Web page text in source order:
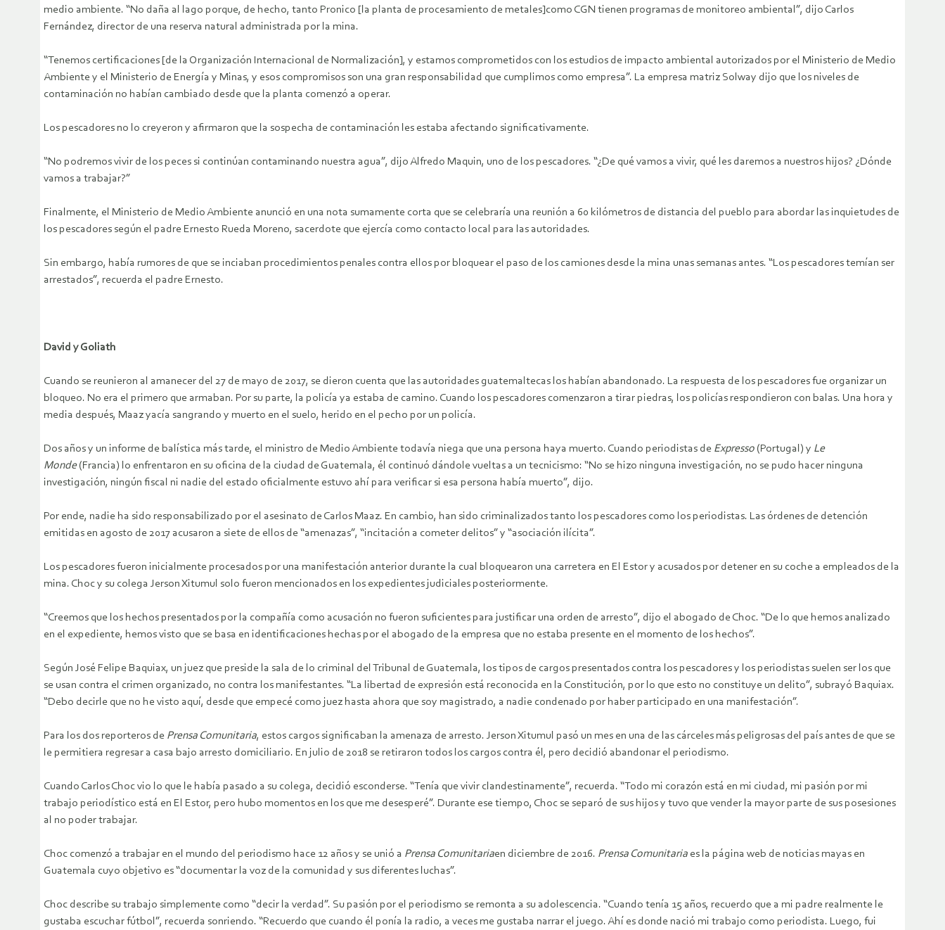
medio ambiente. “No daña al lago porque, de hecho, tanto Pronico [la planta de procesamiento de metales]como CGN tienen programas de monitoreo ambiental”, dijo Carlos
Fernández, director de una reserva natural administrada por la mina.
“Tenemos certificaciones [de la Organización Internacional de Normalización], y estamos comprometidos con los estudios de impacto ambiental autorizados por el Ministerio de Medio
Ambiente y el Ministerio de Energía y Minas, y esos compromisos son una gran responsabilidad que cumplimos como empresa”. La empresa matriz Solway dijo que los niveles de
contaminación no habían cambiado desde que la planta comenzó a operar.
Los pescadores no lo creyeron y afirmaron que la sospecha de contaminación les estaba afectando significativamente.
“No podremos vivir de los peces si continúan contaminando nuestra agua”, dijo Alfredo Maquin, uno de los pescadores. “¿De qué vamos a vivir, qué les daremos a nuestros hijos? ¿Dónde
vamos a trabajar?”
Finalmente, el Ministerio de Medio Ambiente anunció en una nota sumamente corta que se celebraría una reunión a 60 kilómetros de distancia del pueblo para abordar las inquietudes de
los pescadores según el padre Ernesto Rueda Moreno, sacerdote que ejercía como contacto local para las autoridades.
Sin embargo, había rumores de que se inciaban procedimientos penales contra ellos por bloquear el paso de los camiones desde la mina unas semanas antes. “Los pescadores temían ser
arrestados”, recuerda el padre Ernesto.
David y Goliath
Cuando se reunieron al amanecer del 27 de mayo de 2017, se dieron cuenta que las autoridades guatemaltecas los habían abandonado. La respuesta de los pescadores fue organizar un
bloqueo. No era el primero que armaban. Por su parte, la policía ya estaba de camino. Cuando los pescadores comenzaron a tirar piedras, los policías respondieron con balas. Una hora y
media después, Maaz yacía sangrando y muerto en el suelo, herido en el pecho por un policía.
Dos años y un informe de balística más tarde, el ministro de Medio Ambiente todavía niega que una persona haya muerto. Cuando periodistas de Expresso (Portugal) y Le
Monde(Francia) lo enfrentaron en su oficina de la ciudad de Guatemala, él continuó dándole vueltas a un tecnicismo: “No se hizo ninguna investigación, no se pudo hacer ninguna
investigación, ningún fiscal ni nadie del estado oficialmente estuvo ahí para verificar si esa persona había muerto”, dijo.
Por ende, nadie ha sido responsabilizado por el asesinato de Carlos Maaz. En cambio, han sido criminalizados tanto los pescadores como los periodistas. Las órdenes de detención
emitidas en agosto de 2017 acusaron a siete de ellos de “amenazas”, “incitación a cometer delitos” y “asociación ilícita”.
Los pescadores fueron inicialmente procesados por una manifestación anterior durante la cual bloquearon una carretera en El Estor y acusados por detener en su coche a empleados de la
mina. Choc y su colega Jerson Xitumul solo fueron mencionados en los expedientes judiciales posteriormente.
“Creemos que los hechos presentados por la compañía como acusación no fueron suficientes para justificar una orden de arresto”, dijo el abogado de Choc. “De lo que hemos analizado
en el expediente, hemos visto que se basa en identificaciones hechas por el abogado de la empresa que no estaba presente en el momento de los hechos”.
Según José Felipe Baquiax, un juez que preside la sala de lo criminal del Tribunal de Guatemala, los tipos de cargos presentados contra los pescadores y los periodistas suelen ser los que
se usan contra el crimen organizado, no contra los manifestantes. “La libertad de expresión está reconocida en la Constitución, por lo que esto no constituye un delito”, subrayó Baquiax.
“Debo decirle que no he visto aquí, desde que empecé como juez hasta ahora que soy magistrado, a nadie condenado por haber participado en una manifestación”.
Para los dos reporteros de Prensa Comunitaria, estos cargos significaban la amenaza de arresto. Jerson Xitumul pasó un mes en una de las cárceles más peligrosas del país antes de que se
le permitiera regresar a casa bajo arresto domiciliario. En julio de 2018 se retiraron todos los cargos contra él, pero decidió abandonar el periodismo.
Cuando Carlos Choc vio lo que le había pasado a su colega, decidió esconderse. “Tenía que vivir clandestinamente”, recuerda. “Todo mi corazón está en mi ciudad, mi pasión por mi
trabajo periodístico está en El Estor, pero hubo momentos en los que me desesperé”. Durante ese tiempo, Choc se separó de sus hijos y tuvo que vender la mayor parte de sus posesiones
al no poder trabajar.
Choc comenzó a trabajar en el mundo del periodismo hace 12 años y se unió a Prensa Comunitariaen diciembre de 2016. Prensa Comunitaria es la página web de noticias mayas en
Guatemala cuyo objetivo es “documentar la voz de la comunidad y sus diferentes luchas”.
Choc describe su trabajo simplemente como “decir la verdad”. Su pasión por el periodismo se remonta a su adolescencia. “Cuando tenía 15 años, recuerdo que a mi padre realmente le
gustaba escuchar fútbol”, recuerda sonriendo. “Recuerdo que cuando él ponía la radio, a veces me gustaba narrar el juego. Ahí es donde nació mi trabajo como periodista. Luego, fui